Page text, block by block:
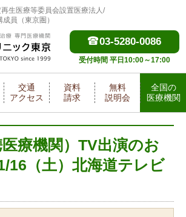
生医療等委員会設置医療法人/
員（東京圏）
03-5280-0086
受付時間 平日10:00～17:00
交通
アクセス
資料
請求
無料
説明会
全国の
医療機関
医療機関）TV出演のお
（土）北海道テレビ